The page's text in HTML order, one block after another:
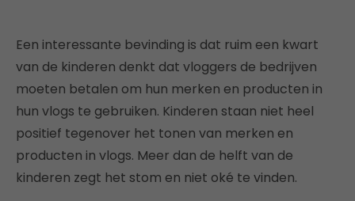
Een interessante bevinding is dat ruim een kwart
van de kinderen denkt dat vloggers de bedrijven
moeten betalen om hun merken en producten in
hun vlogs te gebruiken. Kinderen staan niet heel
positief tegenover het tonen van merken en
producten in vlogs. Meer dan de helft van de
kinderen zegt het stom en niet oké te vinden.